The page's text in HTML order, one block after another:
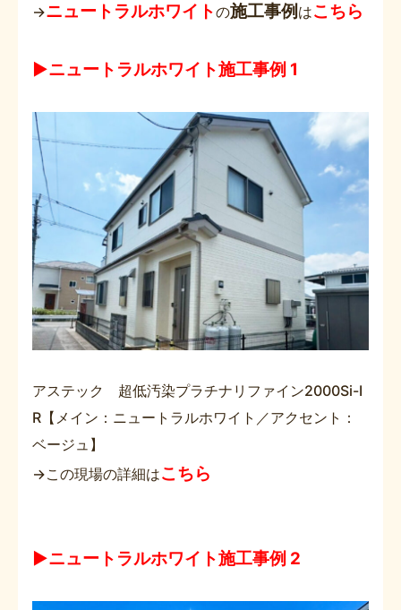
→ニュートラルホワイトの施工事例 はこちら
▶ニュートラルホワイト施工事例 1
アステック 超低汚染プラチナリファイン2000Si-I
R【メイン：ニュートラルホワイト／アクセント：
ベージュ】
→この現場の詳細はこちら
▶ニュートラルホワイト施工事例 2